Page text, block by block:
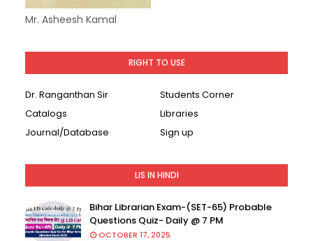
Mr. Asheesh Kamal
RIGHT TO USE
Dr. Ranganthan Sir
Students Corner
Catalogs
Libraries
Journal/Database
Sign up
LIS IN HINDI
Bihar Librarian Exam-(SET-65) Probable
Questions Quiz- Daily @ 7 PM
OCTOBER 17, 2025